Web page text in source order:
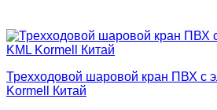
Трехходовой шаровой кран ПВХ с
Kormell Китай